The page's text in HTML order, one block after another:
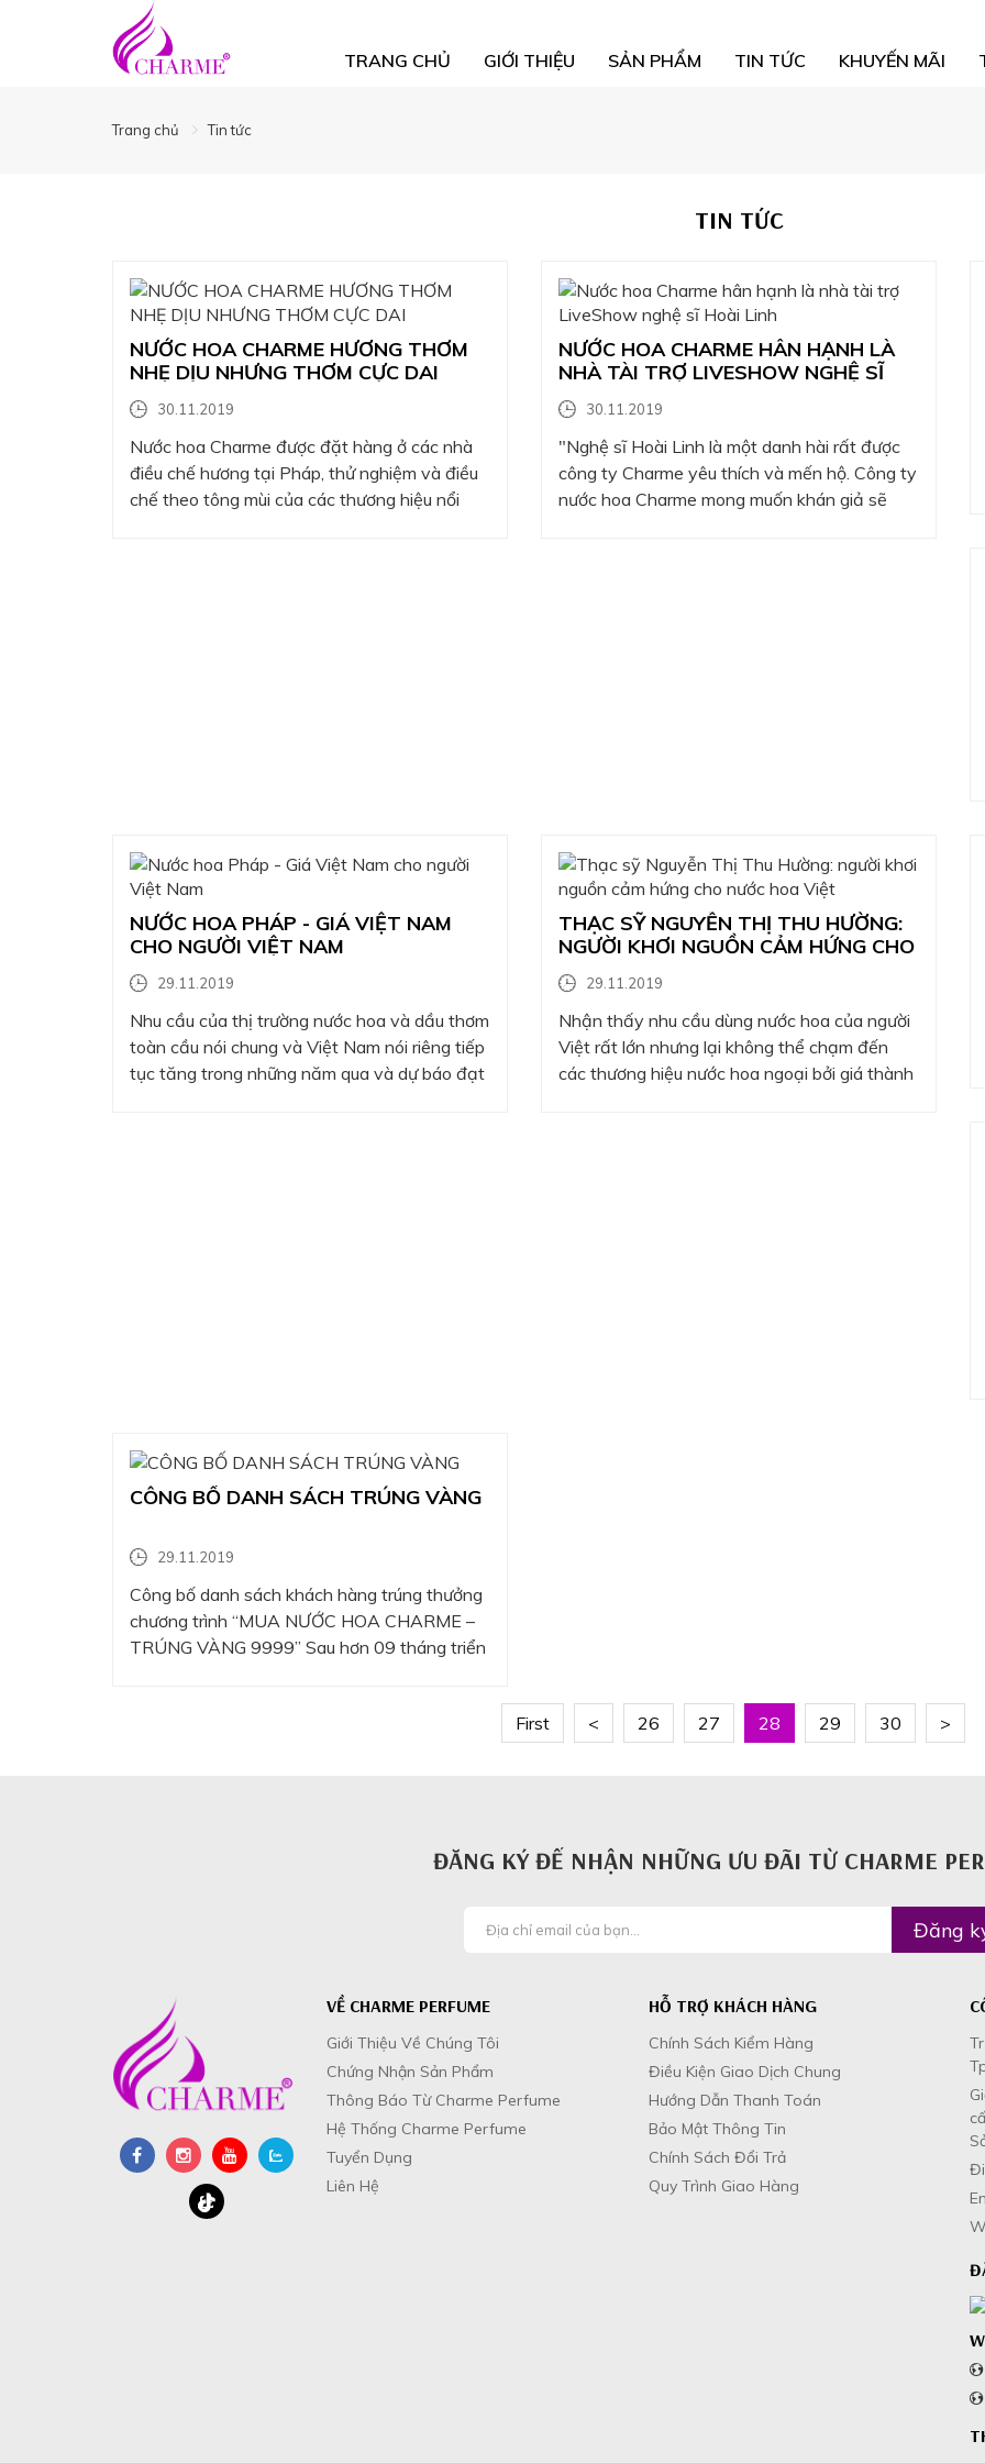
TRANG CHỦ GIỚI THIỆU SẢN PHẨM TIN TỨC KHUYẾN MÃI
Trang chủ Tin tức
TIN TỨC
NƯỚC HOA CHARME HƯƠNG THƠM
NHẸ DỊU NHƯNG THƠM CỰC DAI
30.11.2019
Nước hoa Charme được đặt hàng ở các nhà
điều chế hương tại Pháp, thử nghiệm và điều
chế theo tông mùi của các thương hiệu nổi
NƯỚC HOA CHARME HÂN HẠNH LÀ
NHÀ TÀI TRỢ LIVESHOW NGHỆ SĨ
HOÀI LINH
30.11.2019
"Nghệ sĩ Hoài Linh là một danh hài rất được
công ty Charme yêu thích và mến hộ. Công ty
nước hoa Charme mong muốn khán giả sẽ
NƯỚC HOA PHÁP - GIÁ VIỆT NAM
CHO NGƯỜI VIỆT NAM
29.11.2019
Nhu cầu của thị trường nước hoa và dầu thơm
toàn cầu nói chung và Việt Nam nói riêng tiếp
tục tăng trong những năm qua và dự báo đạt
THẠC SỸ NGUYỄN THỊ THU HƯỜNG:
NGƯỜI KHƠI NGUỒN CẢM HỨNG CHO
NƯỚC HOA VIỆT
29.11.2019
Nhận thấy nhu cầu dùng nước hoa của người
Việt rất lớn nhưng lại không thể chạm đến
các thương hiệu nước hoa ngoại bởi giá thành
CÔNG BỐ DANH SÁCH TRÚNG VÀNG
29.11.2019
Công bố danh sách khách hàng trúng thưởng
chương trình “MUA NƯỚC HOA CHARME –
TRÚNG VÀNG 9999” Sau hơn 09 tháng triển
First < 26 27 28 29 30 >
ĐĂNG KÝ ĐỂ NHẬN NHỮNG ƯU ĐÃI TỪ CHARME
Đăng
VỀ CHARME PERFUME
Giới Thiệu Về Chúng Tôi
Chứng Nhận Sản Phẩm
Thông Báo Từ Charme Perfume
Hệ Thống Charme Perfume
Tuyển Dụng
Liên Hệ
HỖ TRỢ KHÁCH HÀNG
Chính Sách Kiểm Hàng
Điều Kiện Giao Dịch Chung
Hướng Dẫn Thanh Toán
Bảo Mật Thông Tin
Chính Sách Đổi Trả
Quy Trình Giao Hàng